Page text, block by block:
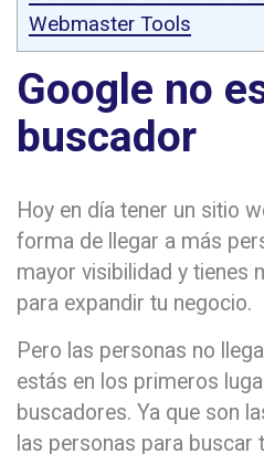
Webmaster Tools
Google no
buscador
Hoy en día tener un sitio
forma de llegar a más
mayor visibilidad y tienes
para expandir tu negocio.
Pero las personas no
estás en los primeros
buscadores. Ya que son
las personas para buscar